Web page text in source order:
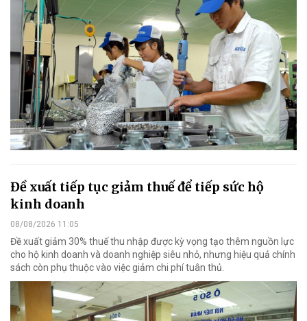
Đề xuất tiếp tục giảm thuế để tiếp sức hộ
kinh doanh
08/08/2026 11:05
Đề xuất giảm 30% thuế thu nhập được kỳ vọng tạo thêm nguồn lực
cho hộ kinh doanh và doanh nghiệp siêu nhỏ, nhưng hiệu quả chính
sách còn phụ thuộc vào việc giảm chi phí tuân thủ.